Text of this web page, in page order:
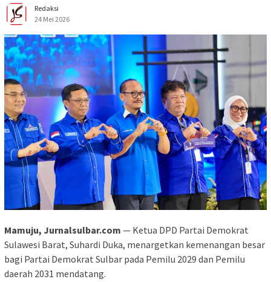
Redaksi
24 Mei 2026
Mamuju, Jurnalsulbar.com — Ketua DPD Partai Demokrat
Sulawesi Barat, Suhardi Duka, menargetkan kemenangan besar
bagi Partai Demokrat Sulbar pada Pemilu 2029 dan Pemilu
daerah 2031 mendatang.